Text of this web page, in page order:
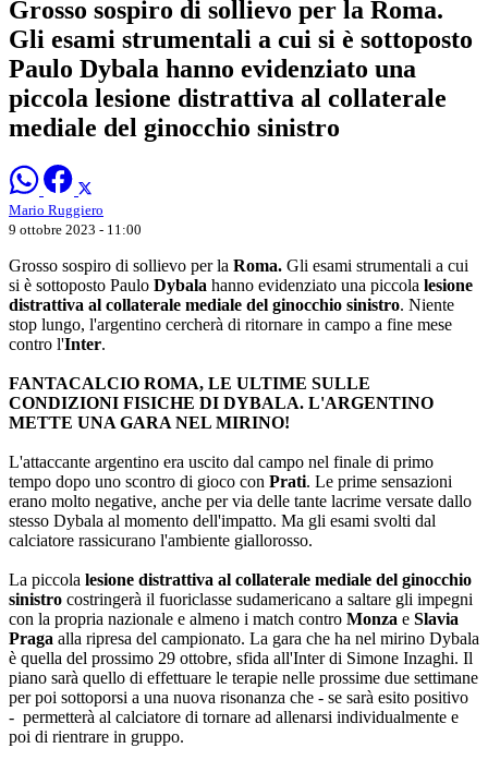
Grosso sospiro di sollievo per la Roma.
Gli esami strumentali a cui si è sottoposto
Paulo Dybala hanno evidenziato una
piccola lesione distrattiva al collaterale
mediale del ginocchio sinistro
Mario Ruggiero
9 ottobre 2023 - 11:00
Grosso sospiro di sollievo per la Roma. Gli esami strumentali a cui
si è sottoposto Paulo Dybala hanno evidenziato una piccola lesione
distrattiva al collaterale mediale del ginocchio sinistro. Niente
stop lungo, l'argentino cercherà di ritornare in campo a fine mese
contro l'Inter.
FANTACALCIO ROMA, LE ULTIME SULLE
CONDIZIONI FISICHE DI DYBALA. L'ARGENTINO
METTE UNA GARA NEL MIRINO!
L'attaccante argentino era uscito dal campo nel finale di primo
tempo dopo uno scontro di gioco con Prati. Le prime sensazioni
erano molto negative, anche per via delle tante lacrime versate dallo
stesso Dybala al momento dell'impatto. Ma gli esami svolti dal
calciatore rassicurano l'ambiente giallorosso.
La piccola lesione distrattiva al collaterale mediale del ginocchio
sinistro costringerà il fuoriclasse sudamericano a saltare gli impegni
con la propria nazionale e almeno i match contro Monza e Slavia
Praga alla ripresa del campionato. La gara che ha nel mirino Dybala
è quella del prossimo 29 ottobre, sfida all'Inter di Simone Inzaghi. Il
piano sarà quello di effettuare le terapie nelle prossime due settimane
per poi sottoporsi a una nuova risonanza che - se sarà esito positivo
- permetterà al calciatore di tornare ad allenarsi individualmente e
poi di rientrare in gruppo.